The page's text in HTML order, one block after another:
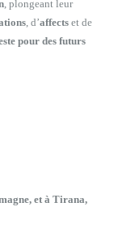
, plongeant leur
, d’affects et de
pour des futurs
et à Tirana,